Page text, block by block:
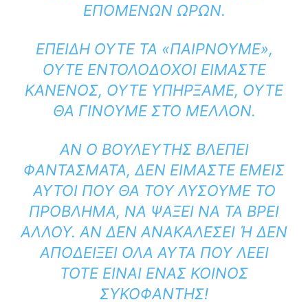
ΕΠΌΜΕΝΩΝ ΩΡΏΝ.
ΕΠΕΙΔΉ ΟΎΤΕ ΤΑ «ΠΑΊΡΝΟΥΜΕ»,
ΟΎΤΕ ΕΝΤΟΛΟΔΌΧΟΙ ΕΊΜΑΣΤΕ
ΚΑΝΕΝΌΣ, ΟΎΤΕ ΥΠΉΡΞΑΜΕ, ΟΎΤΕ
ΘΑ ΓΊΝΟΥΜΕ ΣΤΟ ΜΈΛΛΟΝ.
ΑΝ Ο ΒΟΥΛΕΥΤΉΣ ΒΛΈΠΕΙ
ΦΑΝΤΆΣΜΑΤΑ, ΔΕΝ ΕΊΜΑΣΤΕ ΕΜΕΊΣ
ΑΥΤΟΊ ΠΟΥ ΘΑ ΤΟΥ ΛΎΣΟΥΜΕ ΤΟ
ΠΡΌΒΛΗΜΑ, ΝΑ ΨΆΞΕΙ ΝΑ ΤΑ ΒΡΕΙ
ΑΛΛΟΎ. ΑΝ ΔΕΝ ΑΝΑΚΑΛΈΣΕΙ Ή ΔΕΝ Α
ΠΟΔΕΊΞΕΙ ΌΛΑ ΑΥΤΆ ΠΟΥ ΛΈΕΙ Τ
ΌΤΕ ΕΊΝΑΙ ΈΝΑΣ ΚΟΙΝΌΣ Σ
ΥΚΟΦΆΝΤΗΣ!